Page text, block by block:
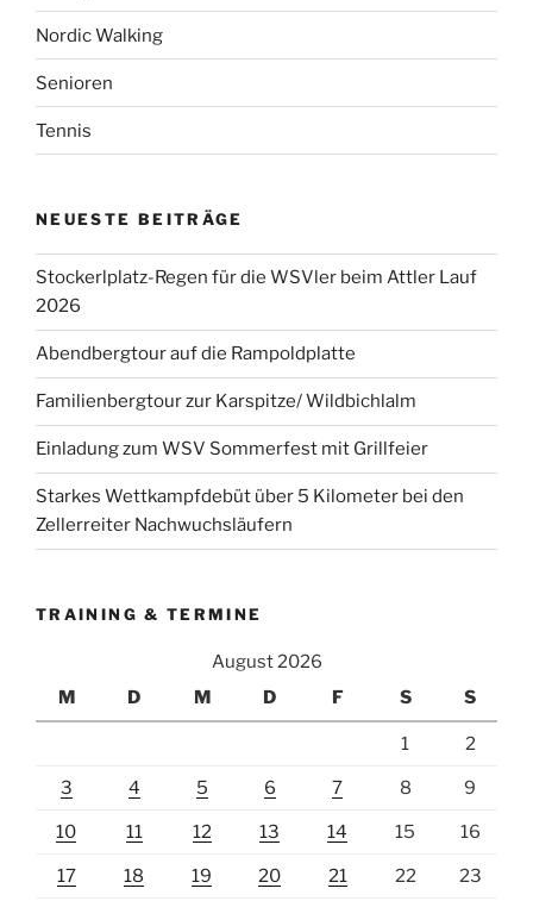
Nordic Walking
Senioren
Tennis
NEUESTE BEITRÄGE
Stockerlplatz-Regen für die WSVler beim Attler Lauf
2026
Abendbergtour auf die Rampoldplatte
Familienbergtour zur Karspitze/ Wildbichlalm
Einladung zum WSV Sommerfest mit Grillfeier
Starkes Wettkampfdebüt über 5 Kilometer bei den
Zellerreiter Nachwuchsläufern
TRAINING & TERMINE
August 2026
M
D M D F S S
1 2
3 4 5 6 7 8 9
10 11 12 13 14 15 16
17 18 19 20 21 22 23